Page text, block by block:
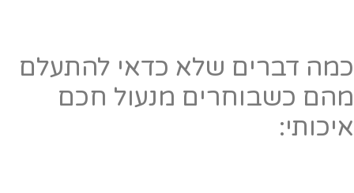
דברים שלא כדאי להתעלם
כשבוחרים מנעול חכם